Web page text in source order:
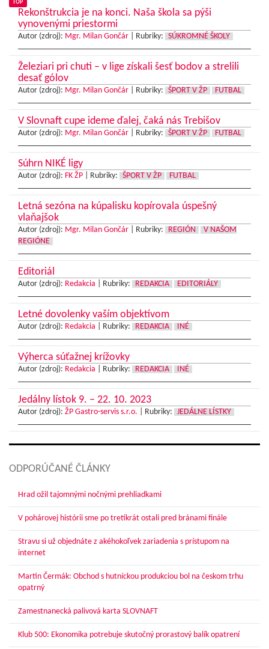
TOP
Rekonštrukcia je na konci. Naša škola sa pýši
vynovenými priestormi
Autor (zdroj): Mgr. Milan Gončár Rubriky: SÚKROMNÉ ŠKOLY
Železiari pri chuti – v lige získali šesť bodov a strelili
desať gólov
Autor (zdroj): Mgr. Milan Gončár Rubriky: ŠPORT V ŽP FUTBAL
V Slovnaft cupe ideme ďalej, čaká nás Trebišov
Autor (zdroj): Mgr. Milan Gončár Rubriky: ŠPORT V ŽP FUTBAL
Súhrn NIKÉ ligy
Autor (zdroj): FK ŽP Rubriky: ŠPORT V ŽP FUTBAL
Letná sezóna na kúpalisku kopírovala úspešný
vlaňajšok
Autor (zdroj): Mgr. Milan Gončár Rubriky: REGIÓN
V NAŠOM
REGIÓNE
Editoriál
Autor (zdroj): Redakcia Rubriky: REDAKCIA EDITORIÁLY
Letné dovolenky vaším objektívom
Autor (zdroj): Redakcia Rubriky: REDAKCIA INÉ
Výherca súťažnej krížovky
Autor (zdroj): Redakcia Rubriky: REDAKCIA INÉ
Jedálny lístok 9. – 22. 10. 2023
Autor (zdroj): ŽP Gastro-servis s.r.o. Rubriky: JEDÁLNE LÍSTKY
ODPORÚČANÉ ČLÁNKY
Hrad ožil tajomnými nočnými prehliadkami
V pohárovej histórii sme po tretíkrát ostali pred bránami finále
Stravu si už objednáte z akéhokoľvek zariadenia s prístupom na
internet
Martin Čermák: Obchod s hutníckou produkciou bol na českom trhu
opatrný
Zamestnanecká palivová karta SLOVNAFT
Klub 500: Ekonomika potrebuje skutočný prorastový balík opatrení